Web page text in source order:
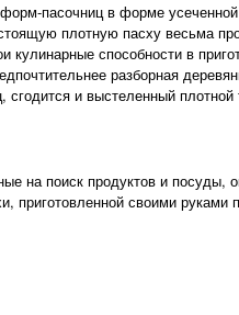
пасочниц в форме
плотную пасху весьма
кулинарные способности в
разборная
сгодится и выстеленный
на поиск продуктов и посуды,
приготовленной своими